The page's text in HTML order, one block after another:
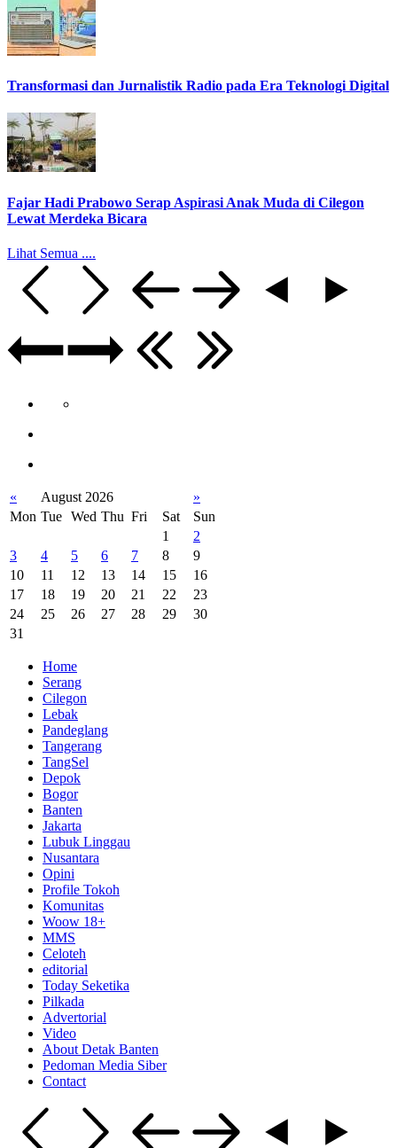
Transformasi dan Jurnalistik Radio pada Era Teknologi Digital
Fajar Hadi Prabowo Serap Aspirasi Anak Muda di Cilegon
Lewat Merdeka Bicara
Lihat Semua ....
« August 2026
»
Mon Tue Wed Thu Fri Sat
Sun
1
2
3
4 5 6 7 8
9
10
11 12 13 14 15
16
17
18 19 20 21 22
23
24
25 26 27 28 29
30
31
Home
Serang
Cilegon
Lebak
Pandeglang
Tangerang
TangSel
Depok
Bogor
Banten
Jakarta
Lubuk Linggau
Nusantara
Opini
Profile Tokoh
Komunitas
Woow 18+
MMS
Celoteh
editorial
Today Seketika
Pilkada
Advertorial
Video
About Detak Banten
Pedoman Media Siber
Contact